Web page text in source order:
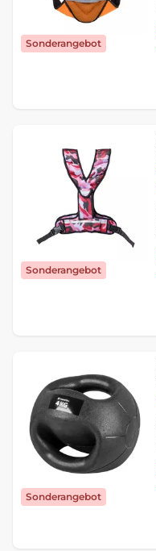
Sonderangebot
Sonderangebot
Sonderangebot